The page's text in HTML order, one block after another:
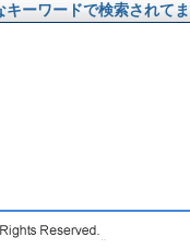
ーワードで検索されて